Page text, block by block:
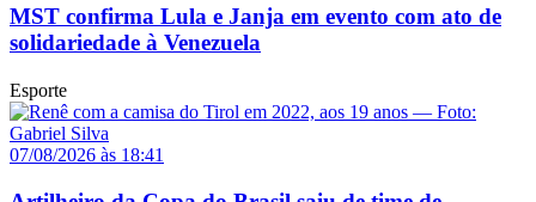
MST confirma Lula e Janja em evento com ato de
solidariedade à Venezuela
Esporte
07/08/2026 às 18:41